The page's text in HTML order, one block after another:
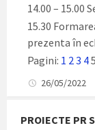
14.00 – 15.00
15.30
prezenta în
Pagini: 1 2 3 45
26/05/2022
PROIECTE PR